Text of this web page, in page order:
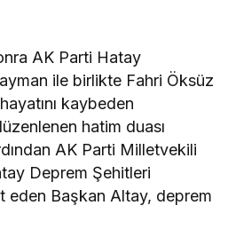
AK Parti Hatay
ile birlikte Fahri Öksüz
kaybeden
hatim duası
AK Parti Milletvekili
Deprem Şehitleri
eden Başkan Altay, deprem